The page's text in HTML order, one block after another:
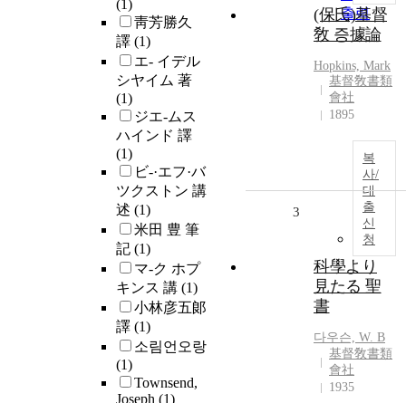
(1)
靑芳勝久
譯 (1)
エ- イデル
シヤイム 著
(1)
ジエ-ムス
ハインド 譯
(1)
ビ-·エフ·バ
ツクストン 講
述 (1)
米田 豊 筆
記 (1)
マ-ク ホプ
キンス 講 (1)
小林彦五郞
譯 (1)
소림언오랑
(1)
Townsend,
Joseph (1)
출력
(保氏)基督
敎 증據論
Hopkins, Mark
基督敎書類
會社
1895
복
사/
대
출
신
청
3
科學より
見たる 聖
書
다우슨, W. B
基督敎書類
會社
1935